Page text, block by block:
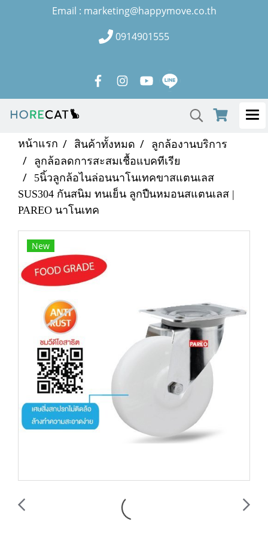
Email : marketing@happymove.co.th
0914901555
หน้าแรก สินค้าทั้งหมด
ลูกล้องานบริการ
ลูกล้อลดการสะสมเชื้อแบคทีเรีย
5นิ้วลูกล้อไนล่อนนาโนเทคขาสแตนเลส
SUS304 กันสนิม ทนเย็น ลูกปืนหมอนสแตนเลส |
PAREO นาโนเทค
New